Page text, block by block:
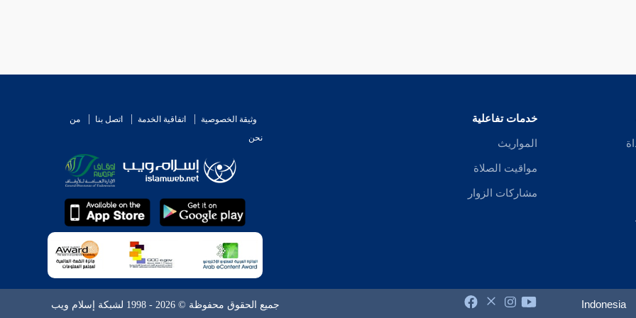
خدمات تفاعلية
المواريث
مواقيت الصلاة
مشاركات الزوار
وثيقة الخصوصية اتفاقية الخدمة اتصل بنا
من
نحن
Indonesia جميع الحقوق محفوظة © 2026 - 1998 لشبكة إسلام ويب